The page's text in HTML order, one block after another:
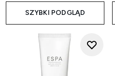
SZYBKI PODGLĄD